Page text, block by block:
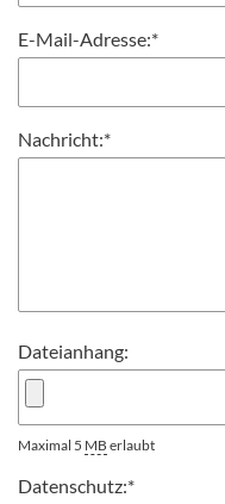
E-Mail-Adresse:*
Nachricht:*
Dateianhang:
Maximal 5 MB erlaubt
Datenschutz:*